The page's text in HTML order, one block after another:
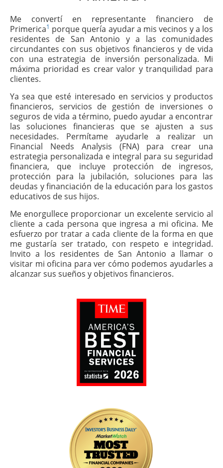
Me convertí en representante financiero de
Primerica1 porque quería ayudar a mis vecinos y a los
residentes de San Antonio y a las comunidades
circundantes con sus objetivos financieros y de vida
con una estrategia de inversión personalizada. Mi
máxima prioridad es crear valor y tranquilidad para
clientes.
Ya sea que esté interesado en servicios y productos
financieros, servicios de gestión de inversiones o
seguros de vida a término, puedo ayudar a encontrar
las soluciones financieras que se ajusten a sus
necesidades. Permítame ayudarle a realizar un
Financial Needs Analysis (FNA) para crear una
estrategia personalizada e integral para su seguridad
financiera, que incluye protección de ingresos,
protección para la jubilación, soluciones para las
deudas y financiación de la educación para los gastos
educativos de sus hijos.
Me enorgullece proporcionar un excelente servicio al
cliente a cada persona que ingresa a mi oficina. Me
esfuerzo por tratar a cada cliente de la forma en que
me gustaría ser tratado, con respeto e integridad.
Invito a los residentes de San Antonio a llamar o
visitar mi oficina para ver cómo podemos ayudarles a
alcanzar sus sueños y objetivos financieros.